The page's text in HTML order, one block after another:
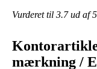
Vurderet til 3.7ud af 5
mærkning /